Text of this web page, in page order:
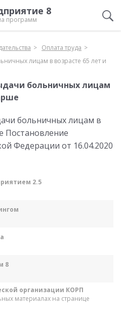
8
программ
Оплата труда
лицам в возрасте 65 лет и
больничных лицам
больничных лицам в
Постановление
Федерации от 16.04.2020
2.5
8
организации КОРП
материалах на странице